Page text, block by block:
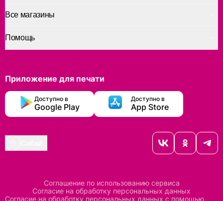
Помощь
Все магазины
Приложение для печати
Доступно в
Google Play
Доступно в
App Store
Соглашение по использованию сервиса
Согласие на обработку персональных данных
Согласие на обработку персональных данных с помощью